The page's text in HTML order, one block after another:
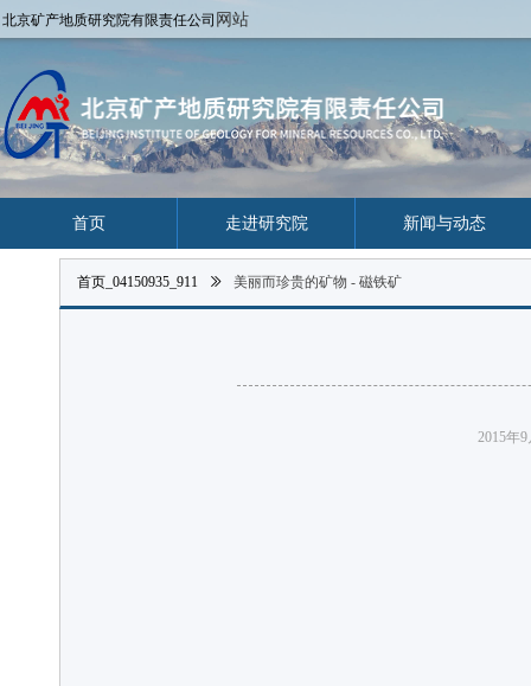
北京矿产地质研究院有限责任公司网站
首页 走进研究院 新闻与动态
2015年
首页_04150935_911 ꅀ 美丽而珍贵的矿物 - 磁铁矿